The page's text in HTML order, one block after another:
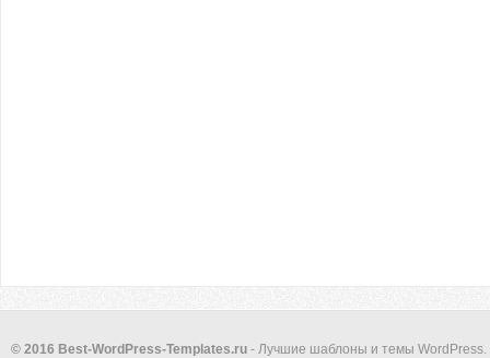
© 2016 Best-WordPress-Templates.ru - Лучшие шаблоны и темы